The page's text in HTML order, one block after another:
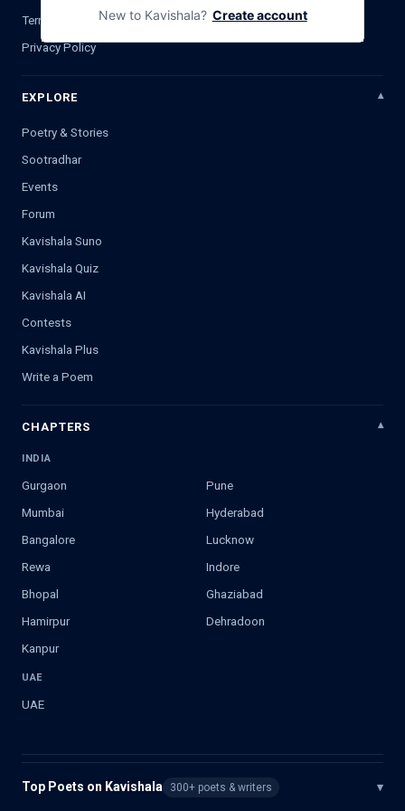
Terms & Conditions
Privacy Policy
EXPLORE
Poetry & Stories
Sootradhar
Events
Forum
Kavishala Suno
Kavishala Quiz
Kavishala AI
Contests
Kavishala Plus
Write a Poem
CHAPTERS
INDIA
Gurgaon
Pune
Mumbai
Hyderabad
Bangalore
Lucknow
Rewa
Indore
Bhopal
Ghaziabad
Hamirpur
Dehradoon
Kanpur
UAE
UAE
Top Poets on Kavishala 300+ poets & writers ▾
New to Kavishala? Create account